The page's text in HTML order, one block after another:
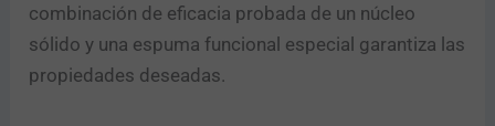
combinación de eficacia probada de un núcleo
sólido y una espuma funcional especial garantiza las
propiedades deseadas.